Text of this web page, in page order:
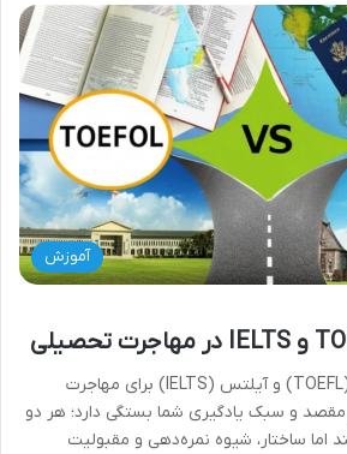
آموزش
انتخاب بین آزمون تافل (TOEFL) و آیلتس (IELTS) برای مهاجرت
و سبک یادگیری شما بستگی دارد؛ هر دو
اما ساختار، شیوه نمره‌دهی و مقبولیت